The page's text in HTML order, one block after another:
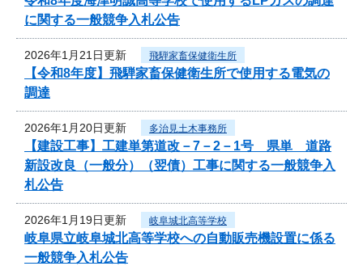
に関する一般競争入札公告
2026年1月21日更新 飛騨家畜保健衛生所
【令和8年度】飛騨家畜保健衛生所で使用する電気の
調達
2026年1月20日更新 多治見土木事務所
【建設工事】工建単第道改－7－2－1号 県単 道路
新設改良（一般分）（翌債）工事に関する一般競争入
札公告
2026年1月19日更新 岐阜城北高等学校
岐阜県立岐阜城北高等学校への自動販売機設置に係る
一般競争入札公告